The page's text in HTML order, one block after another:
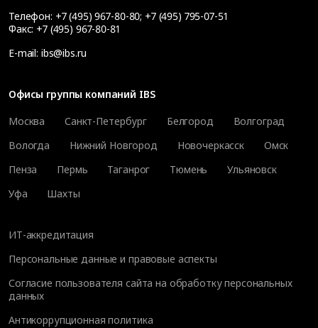
Телефон: +7 (495) 967-80-80; +7 (495) 795-07-51
Факс: +7 (495) 967-80-81
E-mail: ibs@ibs.ru
Офисы группы компаний IBS
Москва
Санкт-Петербург Белгород
Волгоград
Вологда
Нижний Новгород Новочеркасск
Омск
Пенза
Пермь Таганрог Тюмень
Ульяновск
Уфа
Шахты
ИТ-аккредитация
Персональные данные и правовые аспекты
Согласие пользователя сайта на обработку персональных
данных
Антикоррупционная политика